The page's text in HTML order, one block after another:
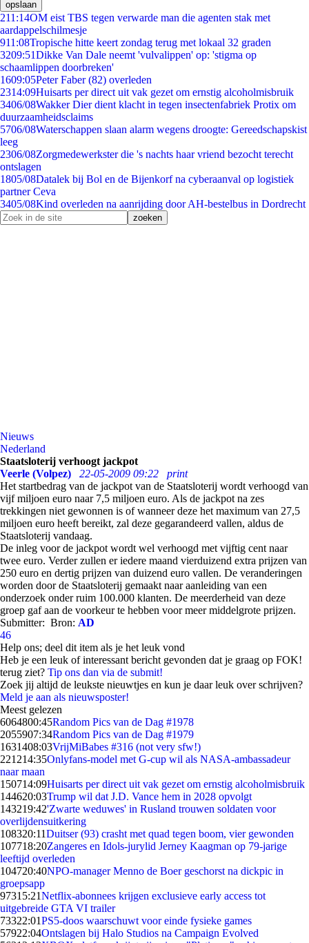
opslaan
211:14OM eist TBS tegen verwarde man die agenten stak met
aardappelschilmesje
911:08Tropische hitte keert zondag terug met lokaal 32 graden
3209:51Dikke Van Dale neemt 'vulvalippen' op: 'stigma op
schaamlippen doorbreken'
1609:05Peter Faber (82) overleden
2314:09Huisarts per direct uit vak gezet om ernstig alcoholmisbruik
3406/08Wakker Dier dient klacht in tegen insectenfabriek Protix om
duurzaamheidsclaims
5706/08Waterschappen slaan alarm wegens droogte: Gereedschapskist
leeg
2306/08Zorgmedewerkster die 's nachts haar vriend bezocht terecht
ontslagen
1805/08Datalek bij Bol en de Bijenkorf na cyberaanval op logistiek
partner Ceva
3405/08Kind overleden na aanrijding door AH-bestelbus in Dordrecht
Nieuws
Nederland
Staatsloterij verhoogt jackpot
Veerle (Volpez)
22-05-2009 09:22
print
Het startbedrag van de jackpot van de Staatsloterij wordt verhoogd van
vijf miljoen euro naar 7,5 miljoen euro. Als de jackpot na zes
trekkingen niet gewonnen is of wanneer deze het maximum van 27,5
miljoen euro heeft bereikt, zal deze gegarandeerd vallen, aldus de
Staatsloterij vandaag.
De inleg voor de jackpot wordt wel verhoogd met vijftig cent naar
twee euro. Verder zullen er iedere maand vierduizend extra prijzen van
250 euro en dertig prijzen van duizend euro vallen. De veranderingen
worden door de Staatsloterij gemaakt naar aanleiding van een
onderzoek onder ruim 100.000 klanten. De meerderheid van deze
groep gaf aan de voorkeur te hebben voor meer middelgrote prijzen.
Submitter: Bron: AD
46
Help ons; deel dit item als je het leuk vond
Heb je een leuk of interessant bericht gevonden dat je graag op FOK!
terug ziet? Tip ons dan via de submit!
Zoek jij altijd de leukste nieuwtjes en kun je daar leuk over schrijven?
Meld je aan als nieuwsposter!
Meest gelezen
6064800:45Random Pics van de Dag #1978
2055907:34Random Pics van de Dag #1979
1631408:03VrijMiBabes #316 (not very sfw!)
221214:35Onlyfans-model met G-cup wil als NASA-ambassadeur
naar maan
150714:09Huisarts per direct uit vak gezet om ernstig alcoholmisbruik
144620:03Trump wil dat J.D. Vance hem in 2028 opvolgt
143219:42'Zwarte weduwes' in Rusland trouwen soldaten voor
overlijdensuitkering
108320:11Duitser (93) crasht met quad tegen boom, vier gewonden
107718:20Zangeres en Idols-jurylid Jerney Kaagman op 79-jarige
leeftijd overleden
104720:40NPO-manager Menno de Boer geschorst na dickpic in
groepsapp
97315:21Netflix-abonnees krijgen exclusieve early access tot
uitgebreide GTA VI trailer
73322:01PS5-doos waarschuwt voor einde fysieke games
57922:04Ontslagen bij Halo Studios na Campaign Evolved